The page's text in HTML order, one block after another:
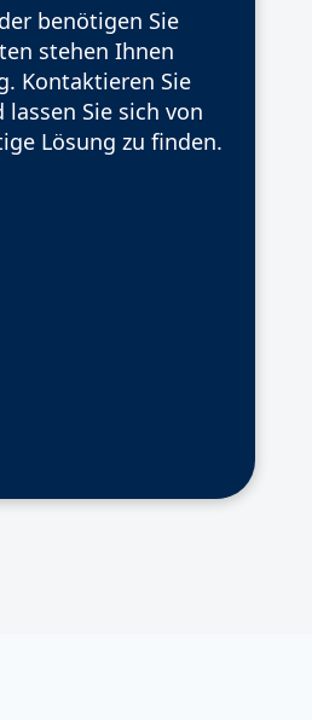
benötigen Sie
stehen Ihnen
Kontaktieren Sie
Sie sich von
Lösung zu finden.